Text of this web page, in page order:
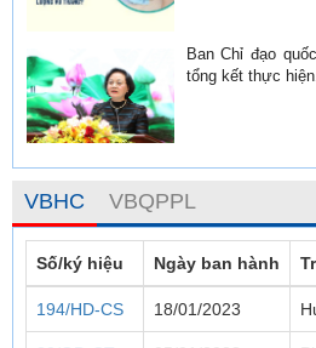
Ban Chỉ đạo
tổng kết thực
VBHC VBQPPL
Số/ký hiệu Ngày ban hành
194/HD-CS 18/01/2023